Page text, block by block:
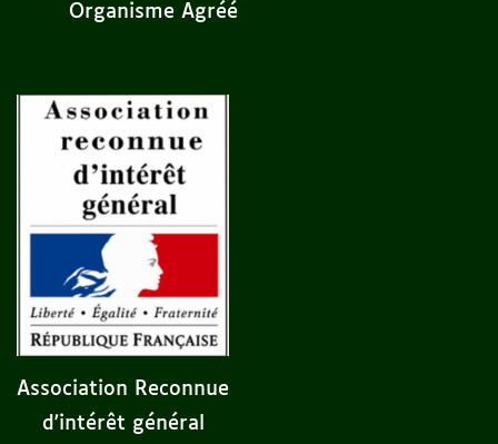
Organisme Agréé
Association Reconnue
d'intérêt général